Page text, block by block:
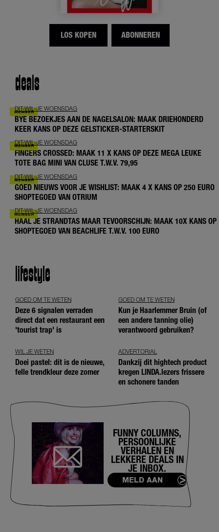
LOS KOPEN ABONNEREN
deals
DIT-WIL-JE WOENSDAG
BYE BEZOEKJES AAN DE NAGELSALON: MAAK DRIEHONDERD
KEER KANS OP DEZE GELSTICKER-STARTERSKIT
DIT-WIL-JE WOENSDAG
FINGERS CROSSED: MAAK 11 X KANS OP DEZE MEGA LEUKE
TOTE BAG MINI VAN CLUSE T.W.V. 79,95
DIT-WIL-JE WOENSDAG
GOED NIEUWS VOOR JE WISHLIST: MAAK 4 X KANS OP 250 EURO
SHOPTEGOED VAN OTRIUM
DIT-WIL-JE WOENSDAG
HAAL JE STRANDTAS MAAR TEVOORSCHIJN: MAAK 10X KANS OP
SHOPTEGOED VAN BEACHLIFE T.W.V. 100 EURO
lifestyle
GOED OM TE WETEN
Deze 6 signalen verraden
direct dat een restaurant een
'tourist trap' is
GOED OM TE WETEN
Kun je Haarlemmer Bruin (of
een andere tanning olie)
verantwoord gebruiken?
WIL JE WETEN
Doei pastel: dít is de nieuwe,
felle trendkleur deze zomer
ADVERTORIAL
Dankzij dit hightech product
kregen LINDA.lezers frissere
en schonere tanden
FUNNY COLUMNS,
PERSOONLIJKE
VERHALEN EN
LEKKERE DEALS IN
JE INBOX.
MELD AAN